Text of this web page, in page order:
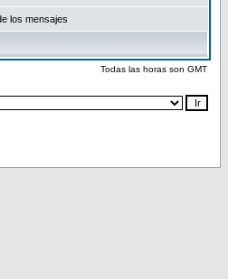
los mensajes
Todas las horas son GMT